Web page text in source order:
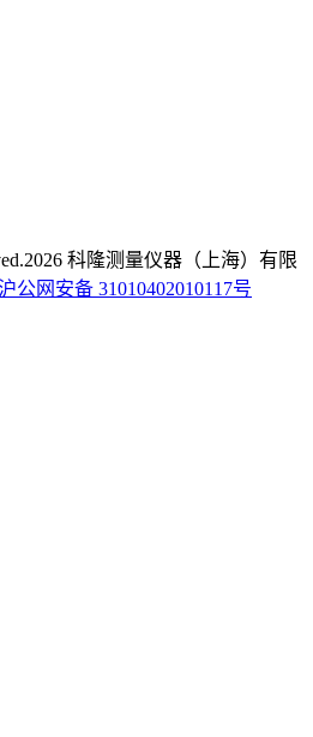
2026 科隆测量仪器（上海）有限
公网安备 31010402010117号